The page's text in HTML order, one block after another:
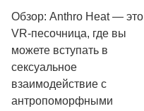
Обзор: Anthro Heat — это
VR-песочница, где вы
можете вступать в
сексуальное
взаимодействие с
антропоморфными